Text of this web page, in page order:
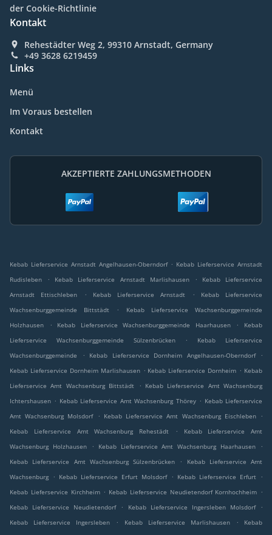
der Cookie-Richtlinie
Kontakt
Rehestädter Weg 2, 99310 Arnstadt, Germany
+49 3628 6219459
Links
Menü
Im Voraus bestellen
Kontakt
AKZEPTIERTE ZAHLUNGSMETHODEN
Kebab Lieferservice Arnstadt Angelhausen-Oberndorf . Kebab Lieferservice Arnstadt
Rudisleben
. Kebab Lieferservice Arnstadt Marlishausen .
Kebab Lieferservice
Arnstadt Ettischleben
. Kebab Lieferservice Arnstadt .
Kebab Lieferservice
Wachsenburggemeinde Bittstädt
.
Kebab Lieferservice Wachsenburggemeinde
Holzhausen
. Kebab Lieferservice Wachsenburggemeinde Haarhausen .
Kebab
Lieferservice Wachsenburggemeinde Sülzenbrücken
.
Kebab Lieferservice
Wachsenburggemeinde
. Kebab Lieferservice Dornheim Angelhausen-Oberndorf
.
Kebab Lieferservice Dornheim Marlishausen . Kebab Lieferservice Dornheim . Kebab
Lieferservice Amt Wachsenburg Bittstädt
. Kebab Lieferservice Amt Wachsenburg
Ichtershausen . Kebab Lieferservice Amt Wachsenburg Thörey . Kebab Lieferservice
Amt Wachsenburg Molsdorf
. Kebab Lieferservice Amt Wachsenburg Eischleben
.
Kebab Lieferservice Amt Wachsenburg Rehestädt
.
Kebab Lieferservice Amt
Wachsenburg Holzhausen
. Kebab Lieferservice Amt Wachsenburg Haarhausen
.
Kebab Lieferservice Amt Wachsenburg Sülzenbrücken
.
Kebab Lieferservice Amt
Wachsenburg
. Kebab Lieferservice Erfurt Molsdorf . Kebab Lieferservice Erfurt
.
Kebab Lieferservice Kirchheim . Kebab Lieferservice Neudietendorf Kornhochheim .
Kebab Lieferservice Neudietendorf
. Kebab Lieferservice Ingersleben Molsdorf
.
Kebab Lieferservice Ingersleben
. Kebab Lieferservice Marlishausen .
Kebab